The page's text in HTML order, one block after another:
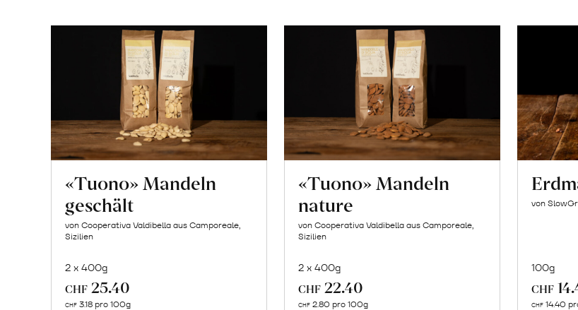
«Tuono» Mandeln
geschält
von Cooperativa Valdibella aus Camporeale,
Sizilien
2 x 400g
CHF 25.40
CHF 3.18 pro 100g
«Tuono» Mandeln
nature
von Cooperativa Valdibella aus Camporeale,
Sizilien
2 x 400g
CHF 22.40
CHF 2.80 pro 100g
von
100g
CHF
CHF 14.40